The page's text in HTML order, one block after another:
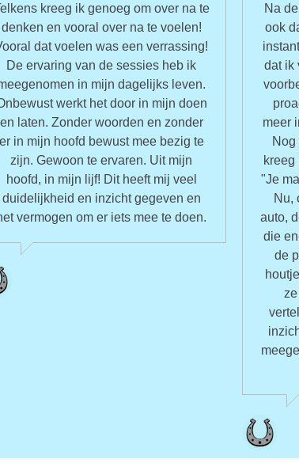
kreeg ik genoeg om over na te
denken en vooral over na te voelen!
dat voelen was een verrassing!
De ervaring van de sessies heb ik
in mijn dagelijks leven.
werkt het door in mijn doen
en laten. Zonder woorden en zonder
er in mijn hoofd bewust mee bezig te
zijn. Gewoon te ervaren. Uit mijn
hoofd, in mijn lijf! Dit heeft mij veel
duidelijkheid en inzicht gegeven en
vermogen om er iets mee te doen.
Na
ook
dat ik
meer
Nog
kreeg
"Je
Nu,
auto,
die
de